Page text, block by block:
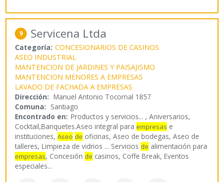
9 Servicena Ltda
Categoría: CONCESIONARIOS DE CASINOS
ASEO INDUSTRIAL
MANTENCION DE JARDINES Y PAISAJISMO
MANTENCION MENORES A EMPRESAS
LAVADO DE FACHADA A EMPRESAS
Dirección: Manuel Antonio Tocornal 1857
Comuna: Santiago
Encontrado en: Productos y servicios... , Aniversarios,
Cocktail,Banquetes.Aseo integral para empresas e
instituciones,Aseo de oficinas, Aseo de bodegas, Aseo de
talleres, Limpieza de vidrios ... Servicios de alimentación para
empresas, Concesión de casinos, Coffe Break, Eventos
especiales...